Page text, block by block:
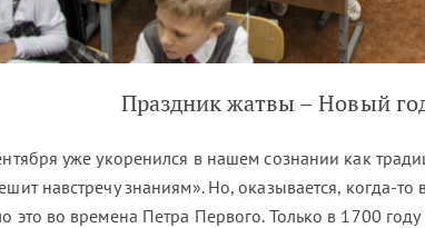
Праздник жатвы – Новый
уже укоренился в нашем сознании как
навстречу знаниям». Но, оказывается, когда-
это во времена Петра Первого. Только в 1700